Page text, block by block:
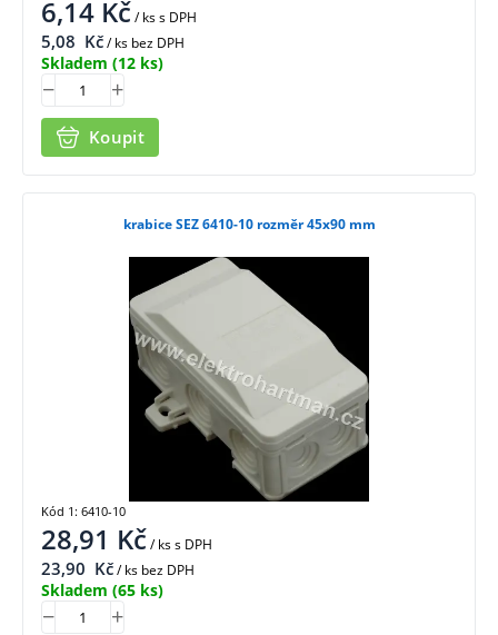
6,14 Kč/ kss DPH
5,08 Kč/ ks bez DPH
Skladem (12 ks)
Koupit
krabice SEZ 6410-10 rozměr 45x90 mm
28,91 Kč/ kss DPH
23,90 Kč/ ks bez DPH
Skladem (65 ks)
Kód 1: 6410-10